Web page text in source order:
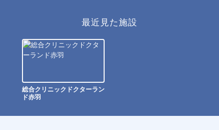
最近見た施設
総合クリニックドクターラン
ド赤羽